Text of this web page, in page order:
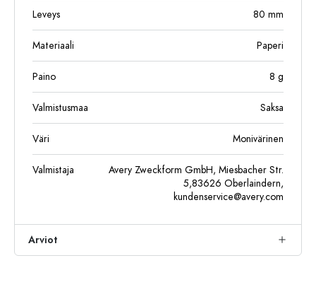
Leveys 80 mm
Materiaali Paperi
Paino 8 g
Valmistusmaa Saksa
Väri Monivärinen
Valmistaja
Avery Zweckform GmbH, Miesbacher Str.
5,83626 Oberlaindern,
kundenservice@avery.com
Arviot